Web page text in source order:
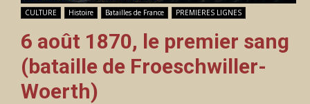
CULTURE Histoire Batailles de France PREMIERES LIGNES
6 août 1870, le premier sang
(bataille de Froeschwiller-
Woerth)